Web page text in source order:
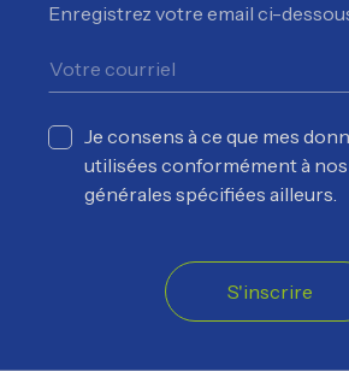
Enregistrez votre email ci-
Je consens à ce que mes
utilisées conformément à
générales spécifiées ailleurs.
S'inscrire